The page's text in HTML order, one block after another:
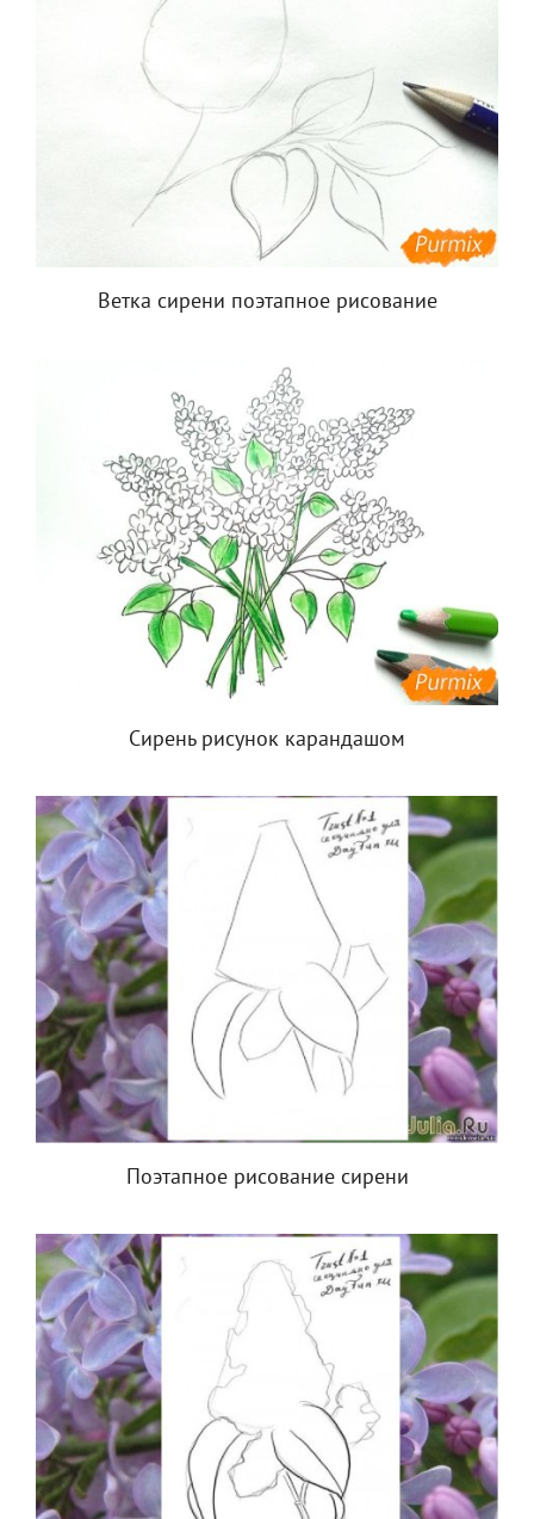
Ветка сирени поэтапное рисование
Сирень рисунок карандашом
Поэтапное рисование сирени